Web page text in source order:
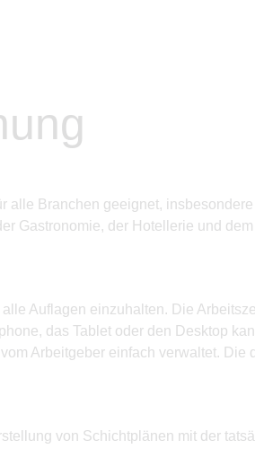
alle Branchen geeignet,
Gastronomie, der Hotellerie und
Auflagen einzuhalten. Die
das Tablet oder den Desktop
Arbeitgeber einfach verwaltet. Die
von Schichtplänen mit der